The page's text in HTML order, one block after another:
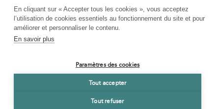
En cliquant sur « Accepter tous les cookies », vous acceptez
l’utilisation de cookies essentiels au fonctionnement du site et pour
améliorer et personnaliser le contenu.
En savoir plus
Paramètres des cookies
Tout accepter
Tout refuser
Newsletter
La Vie des Classiques